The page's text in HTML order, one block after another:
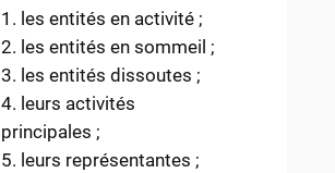
1. les entités en activité ;
2. les entités en sommeil ;
3. les entités dissoutes ;
4. leurs activités
principales ;
5. leurs représentantes ;